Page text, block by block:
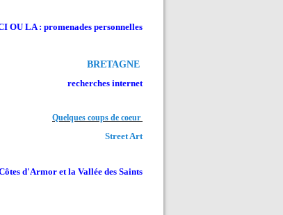
OU LA : promenades personnelles
BRETAGNE
recherches internet
Quelques coups de coeur
Street Art
d'Armor et la Vallée des Saints